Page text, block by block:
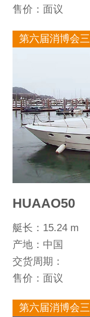
售价：面议
第六届消博会
HUAAO50
艇长：15.24 m
产地：中国
交货周期：
售价：面议
第六届消博会